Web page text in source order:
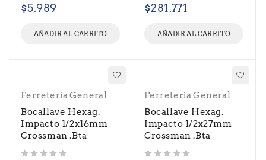
$5.989
AÑADIR AL CARRITO
$281.771
AÑADIR AL CARRITO
Ferretería General
Bocallave Hexag.
Impacto 1/2x16mm
Crossman .Bta
Ferretería General
Bocallave Hexag.
Impacto 1/2x27mm
Crossman .Bta